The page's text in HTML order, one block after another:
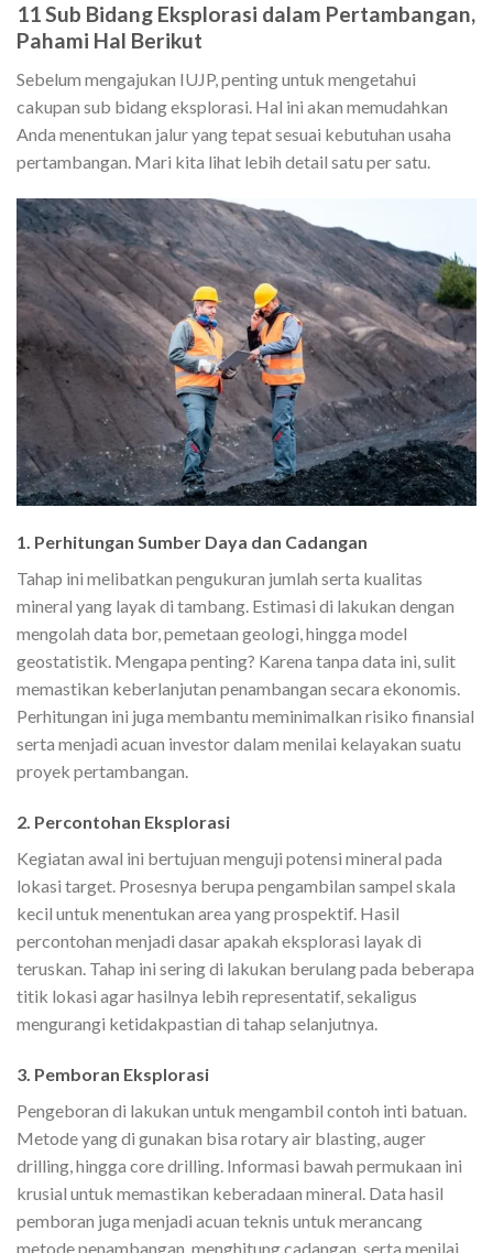
11 Sub Bidang Eksplorasi dalam Pertambangan,
Pahami Hal Berikut
Sebelum mengajukan IUJP, penting untuk mengetahui
cakupan sub bidang eksplorasi. Hal ini akan memudahkan
Anda menentukan jalur yang tepat sesuai kebutuhan usaha
pertambangan. Mari kita lihat lebih detail satu per satu.
1. Perhitungan Sumber Daya dan Cadangan
Tahap ini melibatkan pengukuran jumlah serta kualitas
mineral yang layak di tambang. Estimasi di lakukan dengan
mengolah data bor, pemetaan geologi, hingga model
geostatistik. Mengapa penting? Karena tanpa data ini, sulit
memastikan keberlanjutan penambangan secara ekonomis.
Perhitungan ini juga membantu meminimalkan risiko finansial
serta menjadi acuan investor dalam menilai kelayakan suatu
proyek pertambangan.
2. Percontohan Eksplorasi
Kegiatan awal ini bertujuan menguji potensi mineral pada
lokasi target. Prosesnya berupa pengambilan sampel skala
kecil untuk menentukan area yang prospektif. Hasil
percontohan menjadi dasar apakah eksplorasi layak di
teruskan. Tahap ini sering di lakukan berulang pada beberapa
titik lokasi agar hasilnya lebih representatif, sekaligus
mengurangi ketidakpastian di tahap selanjutnya.
3. Pemboran Eksplorasi
Pengeboran di lakukan untuk mengambil contoh inti batuan.
Metode yang di gunakan bisa rotary air blasting, auger
drilling, hingga core drilling. Informasi bawah permukaan ini
krusial untuk memastikan keberadaan mineral. Data hasil
pemboran juga menjadi acuan teknis untuk merancang
metode penambangan, menghitung cadangan, serta menilai